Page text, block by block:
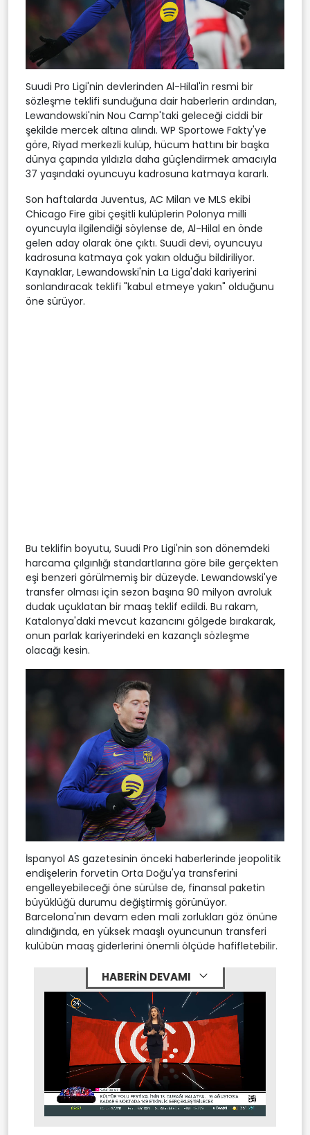
Suudi Pro Ligi'nin devlerinden Al-Hilal'in resmi bir
sözleşme teklifi sunduğuna dair haberlerin ardından,
Lewandowski'nin Nou Camp'taki geleceği ciddi bir
şekilde mercek altına alındı. WP Sportowe Fakty'ye
göre, Riyad merkezli kulüp, hücum hattını bir başka
dünya çapında yıldızla daha güçlendirmek amacıyla
37 yaşındaki oyuncuyu kadrosuna katmaya kararlı.
Son haftalarda Juventus, AC Milan ve MLS ekibi
Chicago Fire gibi çeşitli kulüplerin Polonya milli
oyuncuyla ilgilendiği söylense de, Al-Hilal en önde
gelen aday olarak öne çıktı. Suudi devi, oyuncuyu
kadrosuna katmaya çok yakın olduğu bildiriliyor.
Kaynaklar, Lewandowski'nin La Liga'daki kariyerini
sonlandıracak teklifi "kabul etmeye yakın" olduğunu
öne sürüyor.
Bu teklifin boyutu, Suudi Pro Ligi'nin son dönemdeki
harcama çılgınlığı standartlarına göre bile gerçekten
eşi benzeri görülmemiş bir düzeyde. Lewandowski'ye
transfer olması için sezon başına 90 milyon avroluk
dudak uçuklatan bir maaş teklif edildi. Bu rakam,
Katalonya'daki mevcut kazancını gölgede bırakarak,
onun parlak kariyerindeki en kazançlı sözleşme
olacağı kesin.
İspanyol AS gazetesinin önceki haberlerinde jeopolitik
endişelerin forvetin Orta Doğu'ya transferini
engelleyebileceği öne sürülse de, finansal paketin
büyüklüğü durumu değiştirmiş görünüyor.
Barcelona'nın devam eden mali zorlukları göz önüne
alındığında, en yüksek maaşlı oyuncunun transferi
kulübün maaş giderlerini önemli ölçüde hafifletebilir.
HABERİN DEVAMI
Mute Stream